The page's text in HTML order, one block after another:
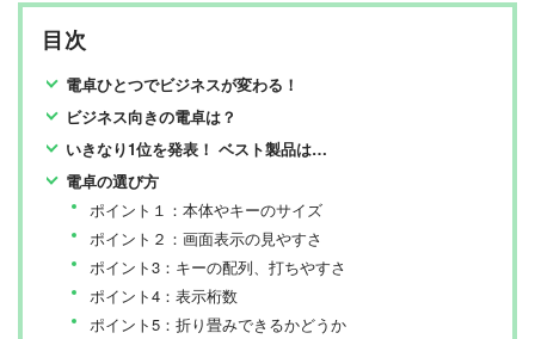
目次
電卓ひとつでビジネスが変わる！
ビジネス向きの電卓は？
いきなり1位を発表！ ベスト製品は…
電卓の選び方
ポイント１：本体やキーのサイズ
ポイント２：画面表示の見やすさ
ポイント3：キーの配列、打ちやすさ
ポイント4：表示桁数
ポイント5：折り畳みできるかどうか